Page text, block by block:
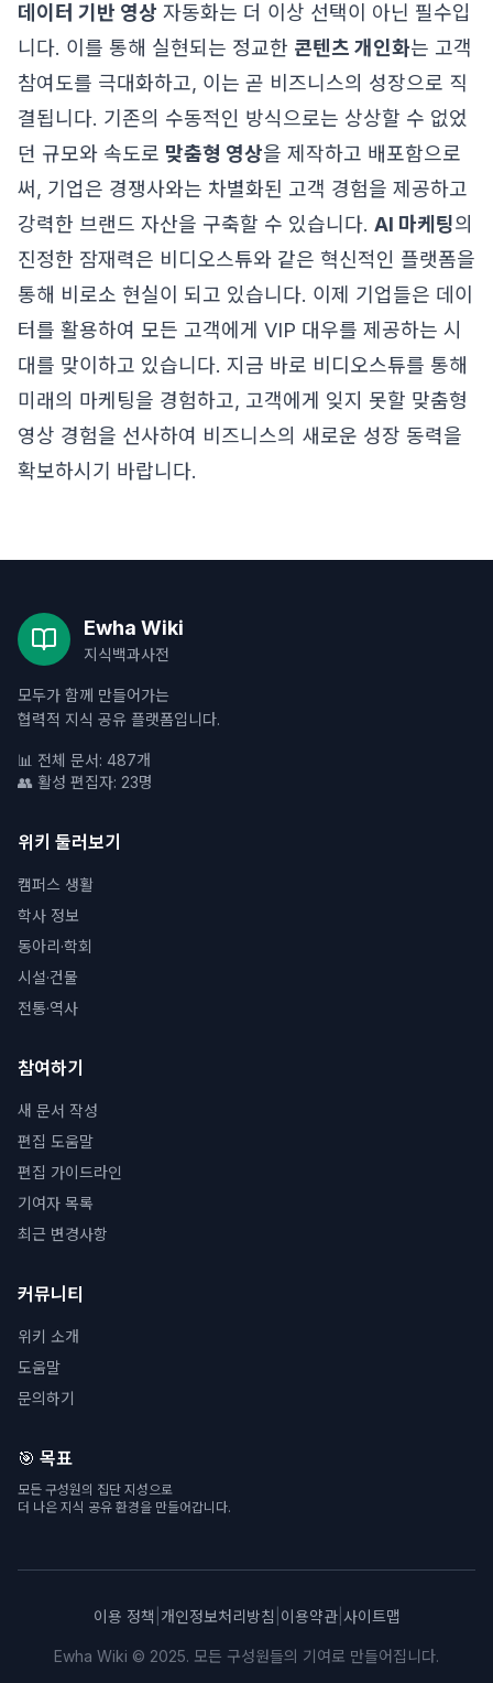
데이터 기반 영상 자동화는 더 이상 선택이 아닌 필수입
니다. 이를 통해 실현되는 정교한 콘텐츠 개인화는 고객
참여도를 극대화하고, 이는 곧 비즈니스의 성장으로 직
결됩니다. 기존의 수동적인 방식으로는 상상할 수 없었
던 규모와 속도로 맞춤형 영상을 제작하고 배포함으로
써, 기업은 경쟁사와는 차별화된 고객 경험을 제공하고
강력한 브랜드 자산을 구축할 수 있습니다. AI 마케팅의
진정한 잠재력은 비디오스튜와 같은 혁신적인 플랫폼을
통해 비로소 현실이 되고 있습니다. 이제 기업들은 데이
터를 활용하여 모든 고객에게 VIP 대우를 제공하는 시
대를 맞이하고 있습니다. 지금 바로 비디오스튜를 통해
미래의 마케팅을 경험하고, 고객에게 잊지 못할 맞춤형
영상 경험을 선사하여 비즈니스의 새로운 성장 동력을
확보하시기 바랍니다.
Ewha Wiki
지식백과사전
모두가 함께 만들어가는
협력적 지식 공유 플랫폼입니다.
📊 전체 문서: 487개
👥 활성 편집자: 23명
위키 둘러보기
캠퍼스 생활
학사 정보
동아리·학회
시설·건물
전통·역사
참여하기
새 문서 작성
편집 도움말
편집 가이드라인
기여자 목록
최근 변경사항
커뮤니티
위키 소개
도움말
문의하기
🎯 목표
모든 구성원의 집단 지성으로
더 나은 지식 공유 환경을 만들어갑니다.
이용 정책 개인정보처리방침 이용약관| 사이트맵
Ewha Wiki © 2025. 모든 구성원들의 기여로 만들어집니다.